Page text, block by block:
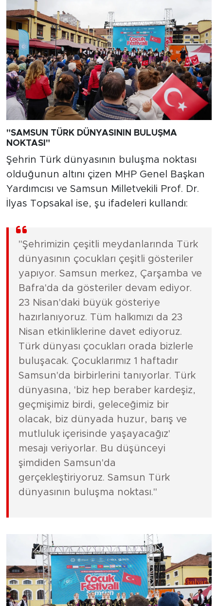
"SAMSUN TÜRK DÜNYASININ BULUŞMA
NOKTASI"
Şehrin Türk dünyasının buluşma noktası
olduğunun altını çizen MHP Genel Başkan
Yardımcısı ve Samsun Milletvekili Prof. Dr.
İlyas Topsakal ise, şu ifadeleri kullandı:
"Şehrimizin çeşitli meydanlarında Türk
dünyasının çocukları çeşitli gösteriler
yapıyor. Samsun merkez, Çarşamba ve
Bafra'da da gösteriler devam ediyor.
23 Nisan'daki büyük gösteriye
hazırlanıyoruz. Tüm halkımızı da 23
Nisan etkinliklerine davet ediyoruz.
Türk dünyası çocukları orada bizlerle
buluşacak. Çocuklarımız 1 haftadır
Samsun'da birbirlerini tanıyorlar. Türk
dünyasına, 'biz hep beraber kardeşiz,
geçmişimiz birdi, geleceğimiz bir
olacak, biz dünyada huzur, barış ve
mutluluk içerisinde yaşayacağız'
mesajı veriyorlar. Bu düşünceyi
şimdiden Samsun'da
gerçekleştiriyoruz. Samsun Türk
dünyasının buluşma noktası."